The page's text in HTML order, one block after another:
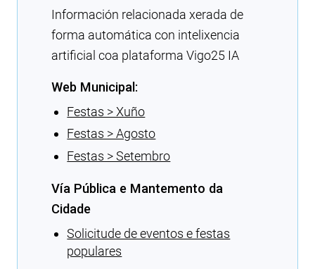
Información relacionada xerada de
forma automática con intelixencia
artificial coa plataforma Vigo25 IA
Web Municipal:
Festas > Xuño
Festas > Agosto
Festas > Setembro
Vía Pública e Mantemento da
Cidade
Solicitude de eventos e festas
populares